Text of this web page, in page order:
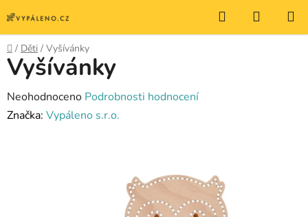
na
obsah
Hledat
KOŠÍK
Domů
/ Děti / Vyšívánky
Vyšívánky
Průměrné
hodnocení
Neohodnoceno Podrobnosti hodnocení
Značka: Vypáleno s.r.o.